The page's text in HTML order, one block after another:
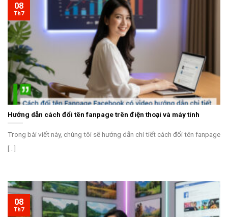
Hướng dẫn cách đổi tên fanpage trên điện thoại và máy tính
Trong bài viết này, chúng tôi sẽ hướng dẫn chi tiết cách đổi tên fanpage
[...]
08
Th7
08
Th7